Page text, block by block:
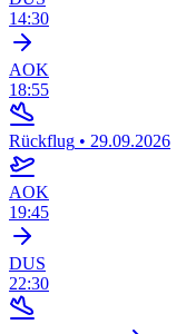
14:30
AOK
18:55
Rückflug • 29.09.2026
AOK
19:45
DUS
22:30